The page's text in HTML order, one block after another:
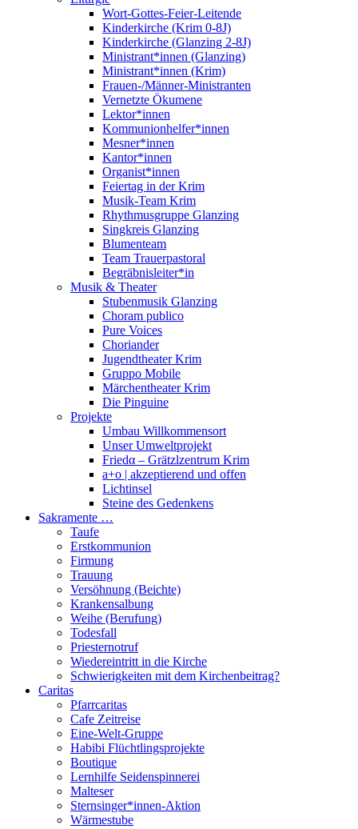
Wort-Gottes-Feier-Leitende
Kinderkirche (Krim 0-8J)
Kinderkirche (Glanzing 2-8J)
Ministrant*innen (Glanzing)
Ministrant*innen (Krim)
Frauen-/Männer-Ministranten
Vernetzte Ökumene
Lektor*innen
Kommunionhelfer*innen
Mesner*innen
Kantor*innen
Organist*innen
Feiertag in der Krim
Musik-Team Krim
Rhythmusgruppe Glanzing
Singkreis Glanzing
Blumenteam
Team Trauerpastoral
Begräbnisleiter*in
Musik & Theater
Stubenmusik Glanzing
Choram publico
Pure Voices
Choriander
Jugendtheater Krim
Gruppo Mobile
Märchentheater Krim
Die Pinguine
Projekte
Umbau Willkommensort
Unser Umweltprojekt
Friedα – Grätzlzentrum Krim
a+o | akzeptierend und offen
Lichtinsel
Steine des Gedenkens
Sakramente …
Taufe
Erstkommunion
Firmung
Trauung
Versöhnung (Beichte)
Krankensalbung
Weihe (Berufung)
Todesfall
Priesternotruf
Wiedereintritt in die Kirche
Schwierigkeiten mit dem Kirchenbeitrag?
Caritas
Pfarrcaritas
Cafe Zeitreise
Eine-Welt-Gruppe
Habibi Flüchtlingsprojekte
Boutique
Lernhilfe Seidenspinnerei
Malteser
Sternsinger*innen-Aktion
Wärmestube